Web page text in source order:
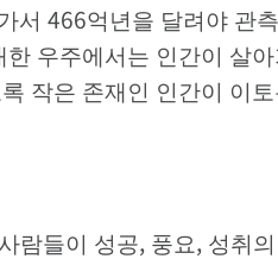
서 466억년을 달려야
우주에서는 인간이 살
작은 존재인 인간이 이
람들이 성공, 풍요, 성